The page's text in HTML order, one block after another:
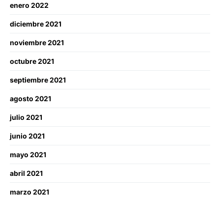
enero 2022
diciembre 2021
noviembre 2021
octubre 2021
septiembre 2021
agosto 2021
julio 2021
junio 2021
mayo 2021
abril 2021
marzo 2021